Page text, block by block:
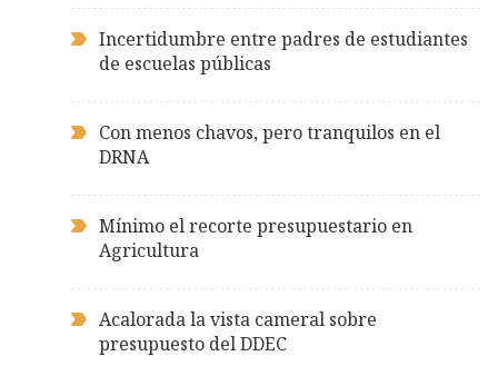
Incertidumbre entre padres de estudiantes
de escuelas públicas
Con menos chavos, pero tranquilos en el
DRNA
Mínimo el recorte presupuestario en
Agricultura
Acalorada la vista cameral sobre
presupuesto del DDEC